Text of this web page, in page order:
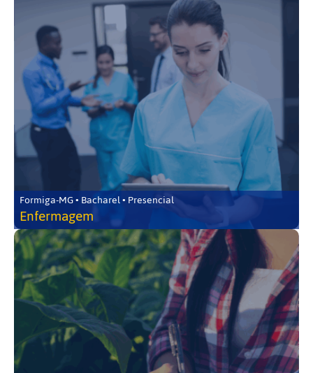
Formiga-MG • Bacharel • Presencial
Enfermagem